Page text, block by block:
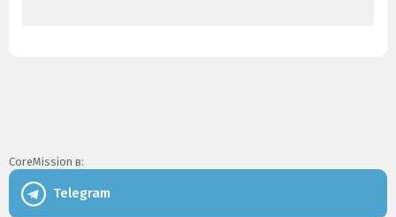
CoreMission в:
Telegram